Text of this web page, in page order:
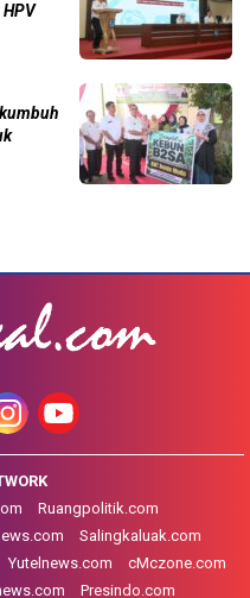
Ruangpolitik.com
Salingkaluak.com
Yutelnews.com
cMczone.com
Presindo.com